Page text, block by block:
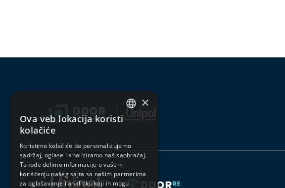
SERBIAN
×
Ova veb lokacija koristi
kolačiće
Koristimo kolačiće da personalizujemo
sadržaj, oglase i analiziramo naš saobraćaj.
Takođe delimo informacije o vašem
korišćenju našeg sajta sa našim partnerima
za oglašavanje i analitiku koji ih mogu